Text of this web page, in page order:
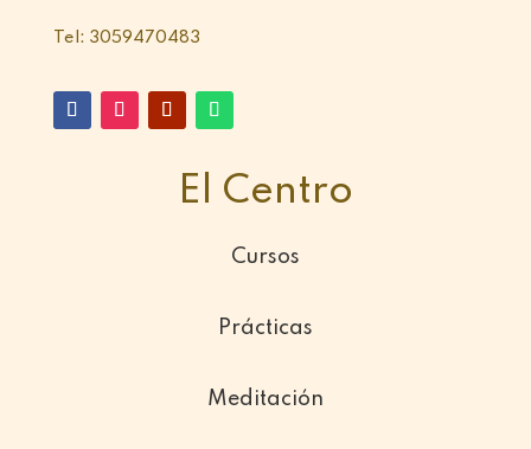
Tel: 3059470483
El Centro
Cursos
Prácticas
Meditación